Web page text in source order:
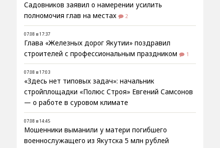
Садовников заявил о намерении усилить
полномочия глав на местах
2
07.08 в 17:37
Глава «Железных дорог Якутии» поздравил
строителей с профессиональным праздником
1
07.08 в 17:03
«Здесь нет типовых задач»: начальник
стройплощадки «Полюс Строя» Евгений Самсонов
— о работе в суровом климате
07.08 в 14:45
Мошенники выманили у матери погибшего
военнослужащего из Якутска 5 млн рублей